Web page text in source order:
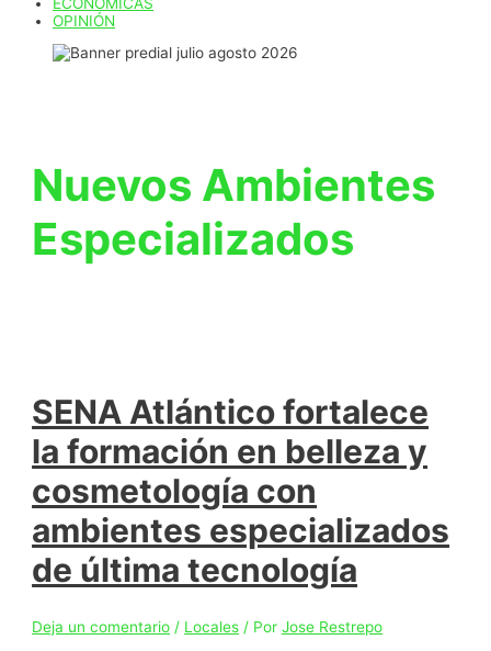
OPINIÓN
Nuevos Ambientes
Especializados
SENA Atlántico fortalece
la formación en belleza y
cosmetología con
ambientes especializados
de última tecnología
Deja un comentario / Locales / PorJose Restrepo